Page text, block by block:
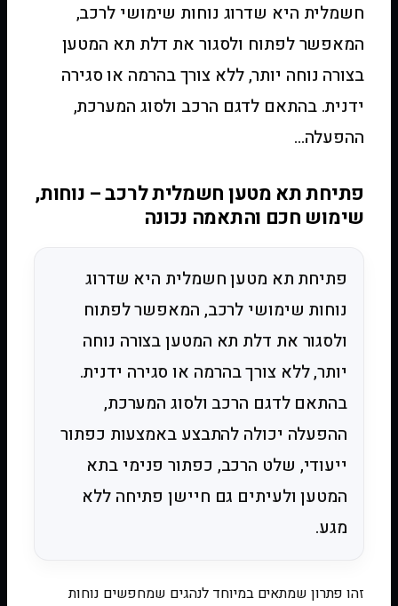
חשמלית היא שדרוג נוחות שימושי לרכב,
המאפשר לפתוח ולסגור את דלת תא המטען
בצורה נוחה יותר, ללא צורך בהרמה או סגירה
ידנית. בהתאם לדגם הרכב ולסוג המערכת,
ההפעלה…
פתיחת תא מטען חשמלית לרכב – נוחות,
שימוש חכם והתאמה נכונה
פתיחת תא מטען חשמלית היא שדרוג
נוחות שימושי לרכב, המאפשר לפתוח
ולסגור את דלת תא המטען בצורה נוחה
יותר, ללא צורך בהרמה או סגירה ידנית.
בהתאם לדגם הרכב ולסוג המערכת,
ההפעלה יכולה להתבצע באמצעות כפתור
ייעודי, שלט הרכב, כפתור פנימי בתא
המטען ולעיתים גם חיישן פתיחה ללא
מגע.
זהו פתרון שמתאים במיוחד לנהגים שמחפשים נוחות